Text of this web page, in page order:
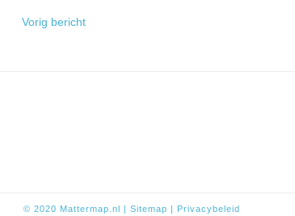
navigatie
Vorig bericht
© 2020 Mattermap.nl | Sitemap | Privacybeleid